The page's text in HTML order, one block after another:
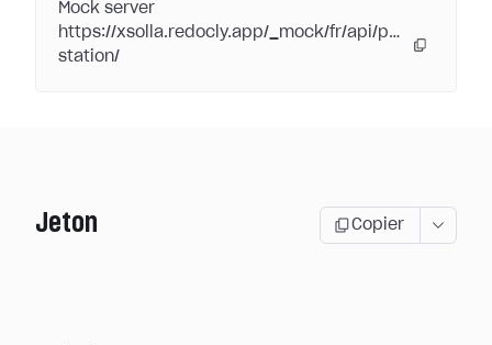
Mock server
https://xsolla.redocly.app/_mock/fr/api/pay-
station/
Jeton Copier